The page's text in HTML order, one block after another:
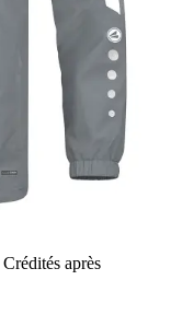
Crédités après